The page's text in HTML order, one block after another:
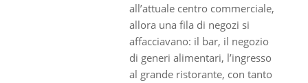
all’attuale centro commerciale,
allora una fila di negozi si
affacciavano: il bar, il negozio
di generi alimentari, l’ingresso
al grande ristorante, con tanto